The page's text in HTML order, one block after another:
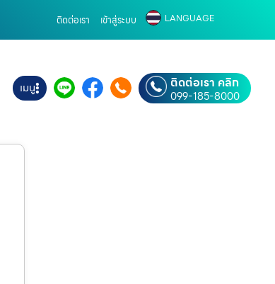
ติดต่อเรา เข้าสู่ระบบ LANGUAGE
เมนู ติดต่อเรา คลิก
099-185-8000